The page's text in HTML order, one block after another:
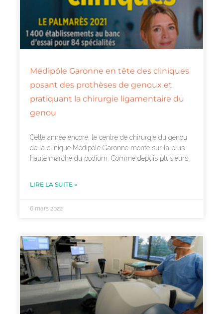
Médipôle Garonne en tête des cliniques
posant des prothèses de genoux et
pratiquant la chirurgie ligamentaire du
genou
Cette année encore, le centre de chirurgie du genou
de la clinique Médipôle Garonne monte sur la plus
haute marche du podium. Comme depuis plusieurs
LIRE LA SUITE »
6 mars 2022